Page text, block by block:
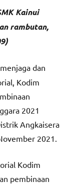
Kainui
rambutan,
dan
Kodim
2021
Angkaisera
2021.
Kodim
pembinaan